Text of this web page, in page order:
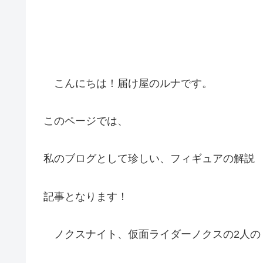
こんにちは！届け屋のルナです。
このページでは、
私のブログとして珍しい、フィギュアの解説
記事となります！
ノクスナイト、仮面ライダーノクスの2人の